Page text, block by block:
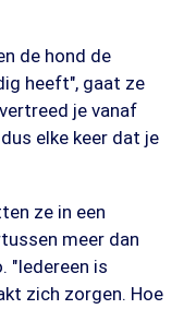
de hond de
heeft", gaat ze
je vanaf
elke keer dat je
ze in een
meer dan
"Iedereen is
zich zorgen. Hoe